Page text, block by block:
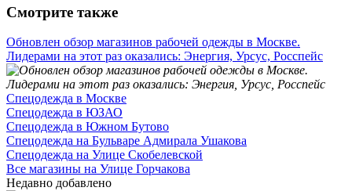
Смотрите также
Обновлен обзор магазинов рабочей одежды в Москве.
Лидерами на этот раз оказались: Энергия, Урсус, Росспейс
Спецодежда в Москве
Спецодежда в ЮЗАО
Спецодежда в Южном Бутово
Спецодежда на Бульваре Адмирала Ушакова
Спецодежда на Улице Скобелевской
Все магазины на Улице Горчакова
Недавно добавлено